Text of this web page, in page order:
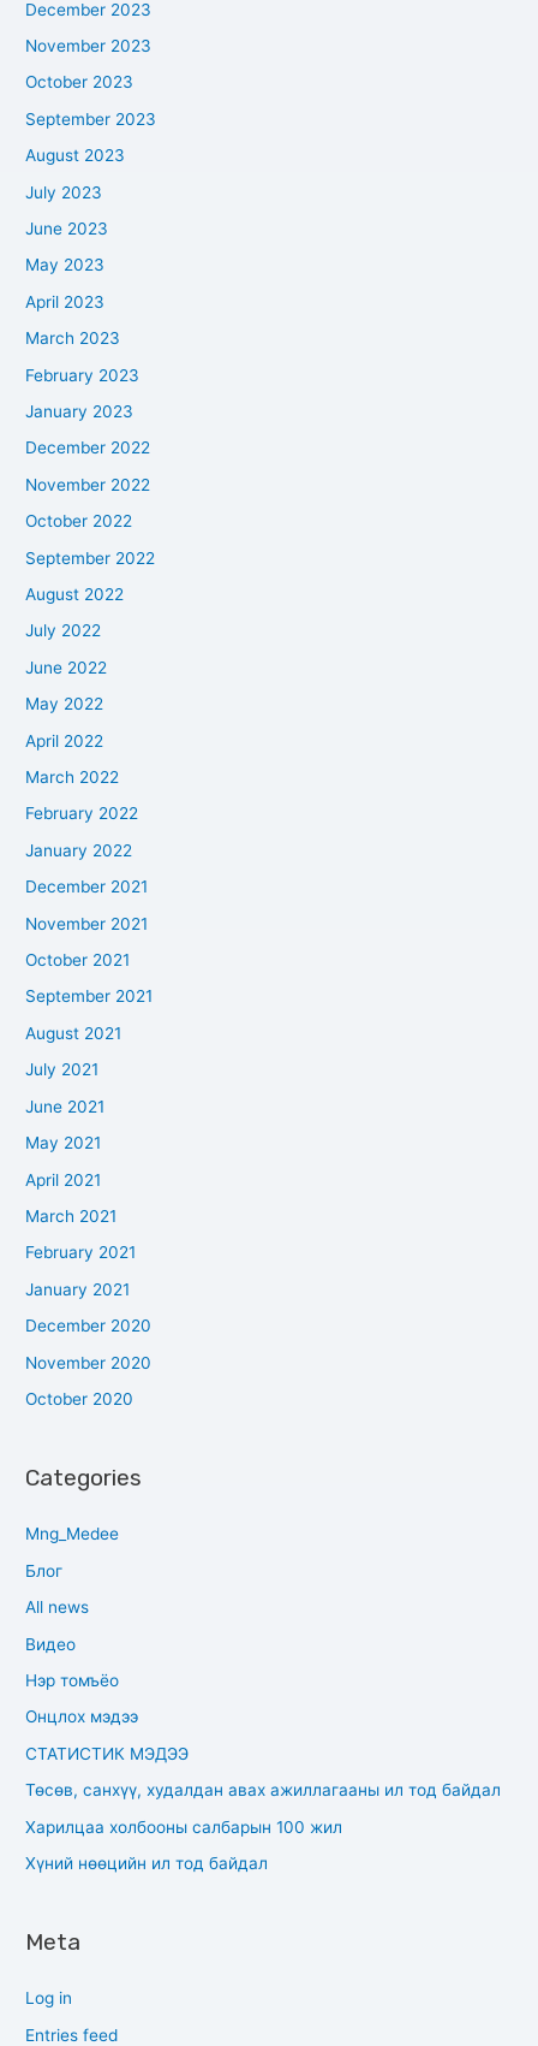
December 2023
November 2023
October 2023
September 2023
August 2023
July 2023
June 2023
May 2023
April 2023
March 2023
February 2023
January 2023
December 2022
November 2022
October 2022
September 2022
August 2022
July 2022
June 2022
May 2022
April 2022
March 2022
February 2022
January 2022
December 2021
November 2021
October 2021
September 2021
August 2021
July 2021
June 2021
May 2021
April 2021
March 2021
February 2021
January 2021
December 2020
November 2020
October 2020
Categories
Mng_Medee
Блог
All news
Видео
Нэр томъёо
Онцлох мэдээ
СТАТИСТИК МЭДЭЭ
Төсөв, санхүү, худалдан авах ажиллагааны ил тод байдал
Харилцаа холбооны салбарын 100 жил
Хүний нөөцийн ил тод байдал
Meta
Log in
Entries feed